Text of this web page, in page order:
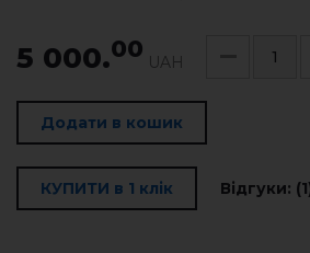
5 000.00 UAH
Додати в кошик
КУПИТИ в 1 клік Відгуки: